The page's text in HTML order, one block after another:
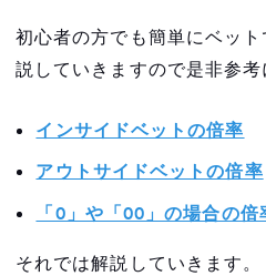
初心者の方でも簡単にベッ
説していきますので是非参考
インサイドベットの倍率
アウトサイドベットの倍率
「0」や「00」の場合の倍
それでは解説していきます。